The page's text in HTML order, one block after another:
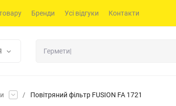
Бренди Усі відгуки Контакти
/ Повітряний фільтр FUSION FA 1721